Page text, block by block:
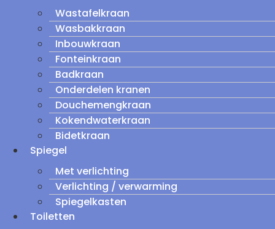
Wastafelkraan
Wasbakkraan
Inbouwkraan
Fonteinkraan
Badkraan
Onderdelen kranen
Douchemengkraan
Kokendwaterkraan
Bidetkraan
Spiegel
Met verlichting
Verlichting / verwarming
Spiegelkasten
Toiletten